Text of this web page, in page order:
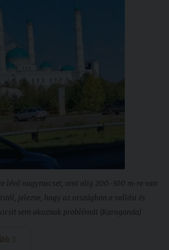
lévő nagymecset, ami alig 200-300 m-re van
jelezve, hogy az országban a vallási és
sem okoznak problémát (Karaganda)